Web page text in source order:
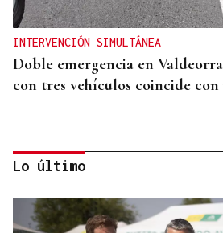
INTERVENCIÓN SIMULTÁNEA
Doble emergencia en
con tres vehículos coincide
Lo último